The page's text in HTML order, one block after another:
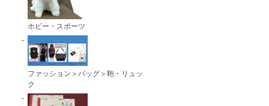
ホビー・スポーツ
ファッション＞バッグ＞鞄・リュッ
ク